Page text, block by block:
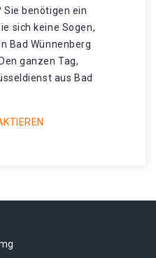
Sie benötigen ein
sich keine Sogen,
Bad Wünnenberg
ganzen Tag,
aus Bad